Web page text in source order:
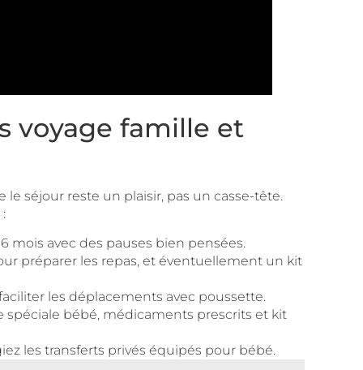
voyage famille et
séjour reste un plaisir, pas un casse-tête.
mois avec des pauses bien pensées.
préparer les repas, et éventuellement un kit
les déplacements avec poussette.
spéciale bébé, médicaments prescrits et kit
les transferts privés équipés pour bébé.